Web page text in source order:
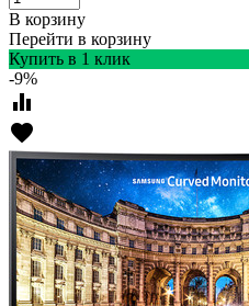
В корзину
Перейти в корзину
Купить в 1 клик
-9%
equalizer
favorite